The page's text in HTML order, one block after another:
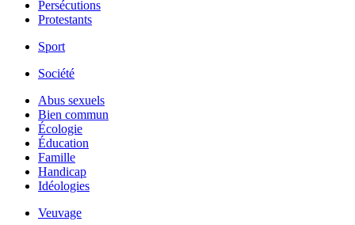
Persécutions
Protestants
Sport
Société
Abus sexuels
Bien commun
Écologie
Éducation
Famille
Handicap
Idéologies
Veuvage